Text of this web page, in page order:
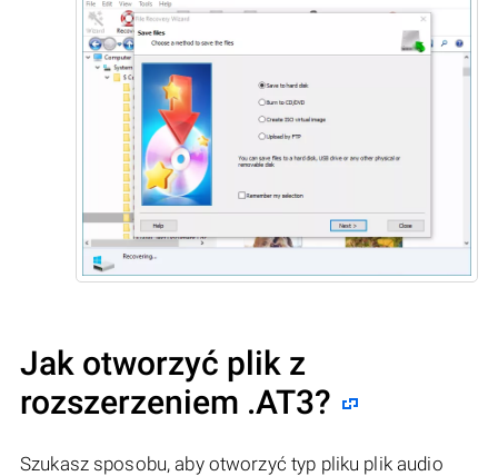
Jak otworzyć plik z
rozszerzeniem .AT3?
Szukasz sposobu, aby otworzyć typ pliku plik audio